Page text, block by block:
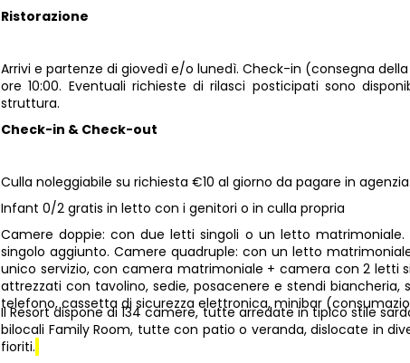
Il Resort dispone di 134 camere, tutte arredate in tipico stile
bilocali Family Room, tutte con patio o veranda, dislocate in
fioriti.
Camere doppie: con due letti singoli o un letto
singolo aggiunto. Camere quadruple: con un letto
unico servizio, con camera matrimoniale + camera con 2
attrezzati con tavolino, sedie, posacenere e stendi biancheria,
telefono, cassetta di sicurezza elettronica, minibar
Infant 0/2 gratis in letto con i genitori o in culla propria
Culla noleggiabile su richiesta €10 al giorno da pagare in agenzia.
Check-in & Check-out
Arrivi e partenze di giovedì e/o lunedì. Check-in (consegna
ore 10:00. Eventuali richieste di rilasci posticipati sono
struttura.
Ristorazione